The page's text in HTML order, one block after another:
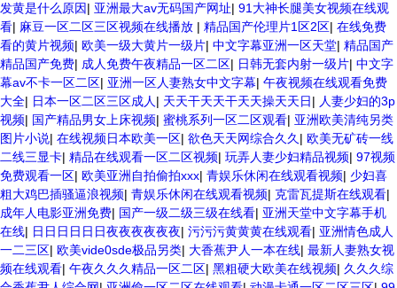
发黄是什么原因| 亚洲最大av无码国产网址| 91大神长腿美女视频在线观
看| 麻豆一区二区三区视频在线播放 | 精品国产伦理片1区2区| 在线免费
看的黄片视频| 欧美一级大黄片一级片| 中文字幕亚洲一区天堂| 精品国产
精品国产免费| 成人免费午夜精品一区二区| 日韩无套内射一级片| 中文字
幕av不卡一区二区| 亚洲一区人妻熟女中文字幕| 午夜视频在线观看免费
大全| 日本一区二区三区成人 | 天天干天天干天天操天天日| 人妻少妇的3p
视频| 国产精品男女上床视频| 蜜桃系列一区二区观看| 亚洲欧美清纯另类
图片小说| 在线视频日本欧美一区| 欲色天天网综合久久 | 欧美无矿砖一线
二线三显卡| 精品在线观看一区二区视频| 玩弄人妻少妇精品视频| 97视频
免费观看一区| 欧美亚洲自拍偷拍xxx| 青娱乐休闲在线观看视频| 少妇喜
粗大鸡巴插骚逼浪视频| 青娱乐休闲在线观看视频| 克雷瓦提斯在线观看|
成年人电影亚洲免费| 国产一级二级三级在线看| 亚洲天堂中文字幕手机
在线| 日日日日日日夜夜夜夜夜夜| 污污污黄黄黄在线观看| 亚洲情色成人
一二三区| 欧美vide0sde极品另类| 大香蕉尹人一本在线| 最新人妻熟女视
频在线观看| 午夜久久久精品一区二区| 黑粗硬大欧美在线视频| 久久久综